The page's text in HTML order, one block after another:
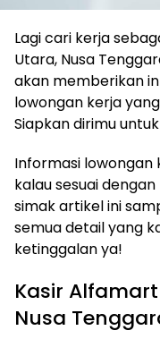
Lagi cari kerja
Utara, Nusa
akan memberikan
lowongan kerja
Siapkan dirimu
Informasi lowongan
kalau sesuai
simak artikel ini
semua detail yang
ketinggalan ya!
Kasir
Nusa